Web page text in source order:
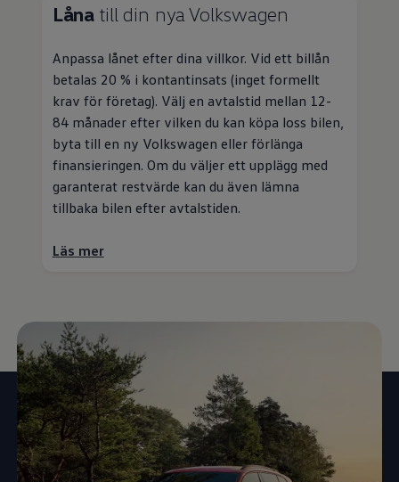
Låna till din nya Volkswagen
Anpassa lånet efter dina villkor. Vid ett billån
betalas 20 % i kontantinsats (inget formellt
krav för företag). Välj en avtalstid mellan 12-
84 månader efter vilken du kan köpa loss bilen,
byta till en ny Volkswagen eller förlänga
finansieringen. Om du väljer ett upplägg med
garanterat restvärde kan du även lämna
tillbaka bilen efter avtalstiden.
Läs mer